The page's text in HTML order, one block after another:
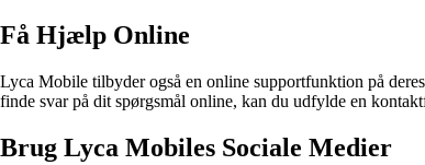
Få Hjælp Online
Lyca Mobile tilbyder også en online supportfunktion på
finde svar på dit spørgsmål online, kan du udfylde en
Brug Lyca Mobiles Sociale Medier